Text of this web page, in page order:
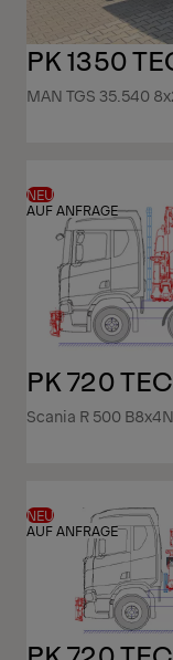
PK 1350
MAN TGS 35.540
NEU
AUF ANFRAGE
PK 720 TEC
Scania R 500
NEU
AUF ANFRAGE